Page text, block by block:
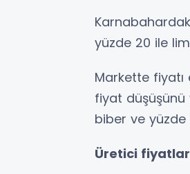
yüzde 20 ile
Markette fiyatı
fiyat düşüşünü
biber ve yüzde
Üretici